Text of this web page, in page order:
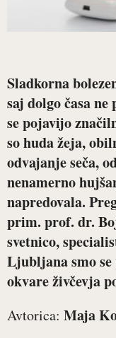
Sladkorna
saj dolgo časa
se pojavijo
so huda žeja,
odvajanje seča,
nenamerno
napredovala.
prim. prof. dr.
svetnico,
Ljubljana smo
okvare živčevja
Avtorica: Maja